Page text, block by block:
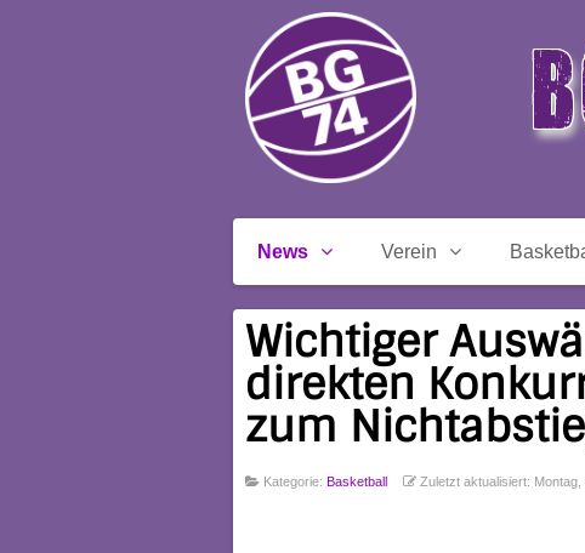
News Verein
Wichtiger
direkten
zum
Kategorie: Basketball Zuletzt aktualisiert: